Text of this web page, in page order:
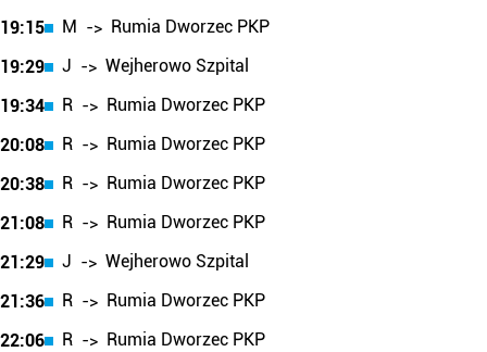
19:15
M -> Rumia Dworzec PKP
19:29
J -> Wejherowo Szpital
19:34
R -> Rumia Dworzec PKP
20:08
R -> Rumia Dworzec PKP
20:38
R -> Rumia Dworzec PKP
21:08
R -> Rumia Dworzec PKP
21:29
J -> Wejherowo Szpital
21:36
R -> Rumia Dworzec PKP
22:06
R -> Rumia Dworzec PKP